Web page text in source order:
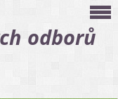
odborů